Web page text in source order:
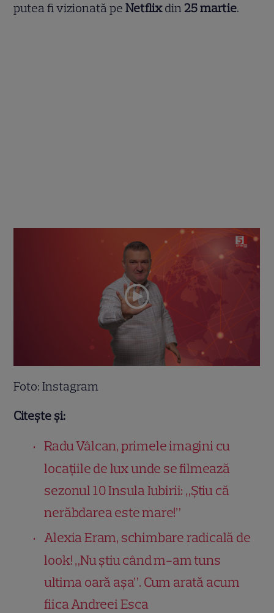
putea fi vizionată peNetflixdin 25 martie.
Foto: Instagram
Citește și:
Radu Vâlcan, primele imagini cu
locațiile de lux unde se filmează
sezonul 10 Insula Iubirii: „Știu că
nerăbdarea este mare!”
Alexia Eram, schimbare radicală de
look! „Nu știu când m-am tuns
ultima oară așa”. Cum arată acum
fiica Andreei Esca